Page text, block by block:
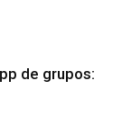
de grupos: